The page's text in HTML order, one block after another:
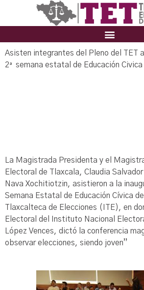
Asisten integrantes del Pleno del TET
2ª semana estatal de Educación Civica
La Magistrada Presidenta y el
Electoral de Tlaxcala, Claudia Salvador
Nava Xochitiotzin, asistieron a la
Semana Estatal de Educación Cívica
Tlaxcalteca de Elecciones (ITE), en
Electoral del Instituto Nacional
López Vences, dictó la conferencia
observar elecciones, siendo joven”